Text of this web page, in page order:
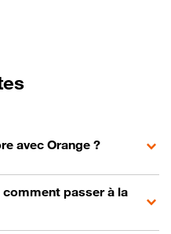
avec Orange ?
comment passer à la